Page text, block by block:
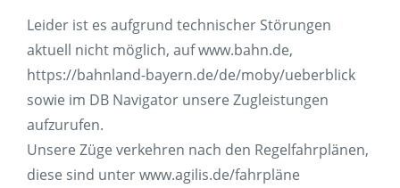
Korridorsanierung
Baumaßnahmen_RVOF
Tickets
Tickets
Verkaufsstellen & Automaten
Deutschlandticket
Freizeit
Leider ist es aufgrund technischer Störungen
aktuell nicht möglich, auf www.bahn.de,
https://bahnland-bayern.de/de/moby/ueberblick
sowie im DB Navigator unsere Zugleistungen
aufzurufen.
Unsere Züge verkehren nach den Regelfahrplänen,
diese sind unter www.agilis.de/fahrpläne